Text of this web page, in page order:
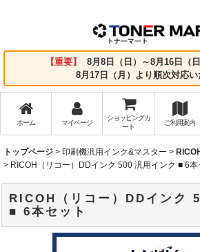
【重要】
8月8日（日）～8月16日（
8月17日（月）より順次対応
ホーム マイページ
ショッピングカ
ート
ご利用案内
トップページ > 印刷機汎用インク&マスター >
> RICOH（リコー）DDインク 500 汎用インク ■ 6本
RICOH（リコー）DDインク
■ 6本セット